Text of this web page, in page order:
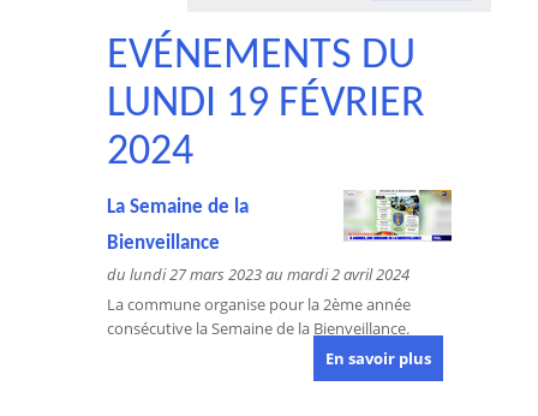
EVÉNEMENTS DU
LUNDI 19 FÉVRIER
2024
La Semaine de la
Bienveillance
du lundi 27 mars 2023 au mardi 2 avril 2024
La commune organise pour la 2ème année
consécutive la Semaine de la Bienveillance.
En savoir plus